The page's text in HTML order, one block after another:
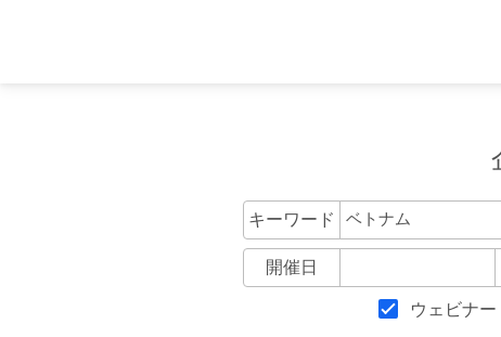
キーワード
開催日
ウェビナー